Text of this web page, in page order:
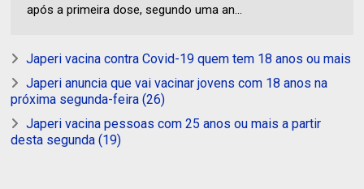
após a primeira dose, segundo uma an...
Japeri vacina contra Covid-19 quem tem 18 anos ou mais
Japeri anuncia que vai vacinar jovens com 18 anos na
próxima segunda-feira (26)
Japeri vacina pessoas com 25 anos ou mais a partir
desta segunda (19)